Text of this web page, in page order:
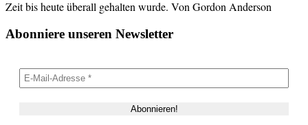
Zeit bis heute überall gehalten wurde. Von Gordon Anderson
Abonniere unseren Newsletter